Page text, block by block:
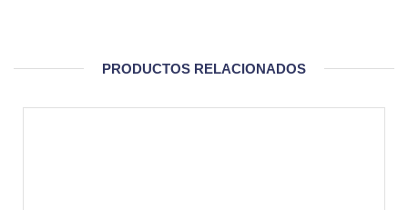
PRODUCTOS RELACIONADOS